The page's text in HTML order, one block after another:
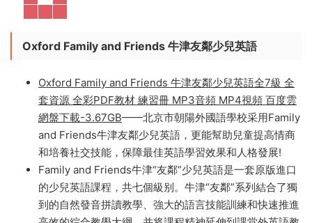
Oxford Family and Friends 牛津友鄰少兒英語
Oxford Family and Friends 牛津友鄰少兒英語全7級 全
套資源 全彩PDF教材 練習冊 MP3音頻 MP4視頻 百度雲
網盤下載-3.67GB——北京市朝陽外國語學校采用Family